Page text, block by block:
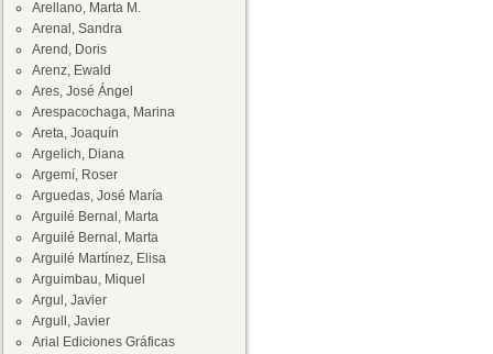
Arellano, Marta M.
Arenal, Sandra
Arend, Doris
Arenz, Ewald
Ares, José Ángel
Arespacochaga, Marina
Areta, Joaquín
Argelich, Diana
Argemí, Roser
Arguedas, José María
Arguilé Bernal, Marta
Arguilé Bernal, Marta
Arguilé Martínez, Elisa
Arguimbau, Miquel
Argul, Javier
Argull, Javier
Arial Ediciones Gráficas